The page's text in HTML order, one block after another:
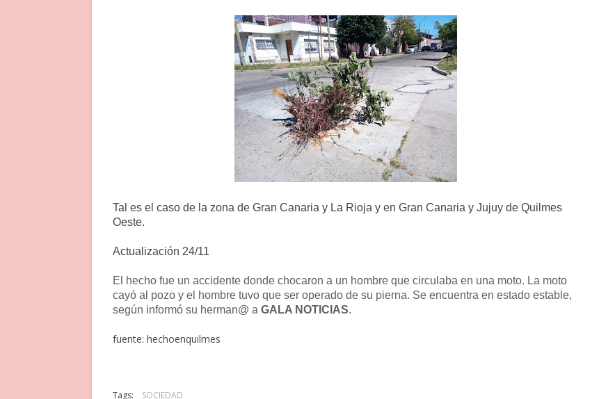
Tal es el caso de la zona de Gran Canaria y La Rioja y en Gran Canaria y Jujuy de Quilmes
Oeste.
Actualización 24/11
El hecho fue un accidente donde chocaron a un hombre que circulaba en una moto. La moto
cayó al pozo y el hombre tuvo que ser operado de su pierna. Se encuentra en estado estable,
según informó su herman@ a GALA NOTICIAS.
fuente: hechoenquilmes
Tags: SOCIEDAD